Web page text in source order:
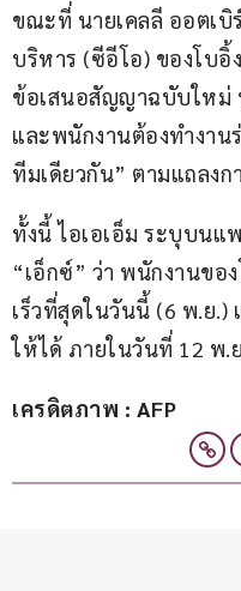
ขณะที่ นายเคลลี ออตเ
บริหาร (ซีอีโอ) ของโบอิ้
ข้อเสนอสัญญาฉบับใหม่
และพนักงานต้องทำงาน
ทีมเดียวกัน” ตามแถลง
ทั้งนี้ ไอเอเอ็ม ระบุบน
“เอ็กซ์” ว่า พนักงานขอ
เร็วที่สุดในวันนี้ (6 พ.ย.)
ให้ได้ ภายในวันที่ 12 พ.
เครดิตภาพ : AFP